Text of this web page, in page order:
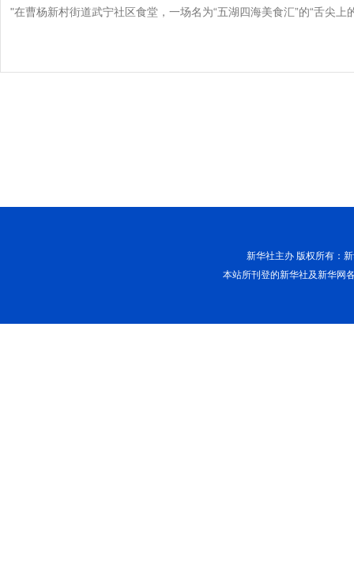
"在曹杨新村街道武宁社区食堂，一场名为“五湖四海美食汇”的“舌尖上
新华社主办 版权所有：
本站所刊登的新华社及新华网